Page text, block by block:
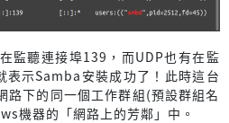
監聽連接埠139，而UDP也有在監
示Samba安裝成功了！此時這台
下的同一個工作群組(預設群組名
機器的「網路上的芳鄰」中。